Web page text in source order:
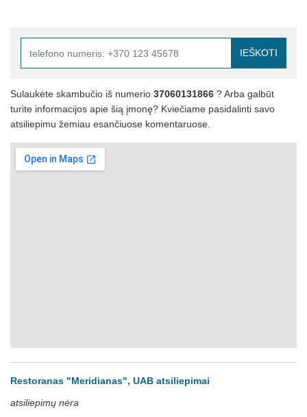
IEŠKOTI
Sulaukėte skambučio iš numerio 37060131866 ? Arba galbūt
turite informacijos apie šią įmonę? Kviečiame pasidalinti savo
atsiliepimu žemiau esančiuose komentaruose.
Restoranas "Meridianas", UAB atsiliepimai
atsiliepimų nėra